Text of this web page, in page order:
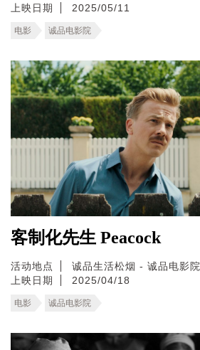
上映日期
2025/05/11
电影 诚品电影院
客制化先生 Peacock
活动地点
诚品生活松烟 - 诚品电影院
上映日期
2025/04/18
电影 诚品电影院